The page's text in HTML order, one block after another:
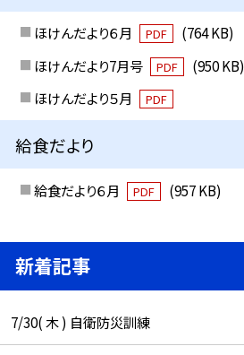
ほけんだより６月 PDF
(764 KB)
ほけんだより7月号
PDF
(950 KB)
ほけんだより５月
PDF
給食だより
給食だより６月 PDF (957 KB)
新着記事
7/30( 木 ) 自衛防災訓練